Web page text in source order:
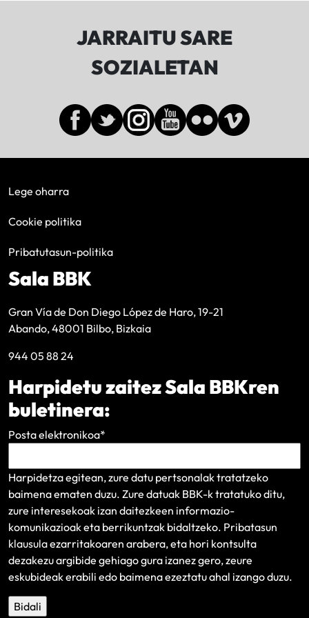
JARRAITU SARE
SOZIALETAN
Lege oharra
Cookie politika
Pribatutasun-politika
Sala BBK
Gran Vía de Don Diego López de Haro, 19-21
Abando, 48001 Bilbo, Bizkaia
944 05 88 24
Harpidetu zaitez Sala BBKren
buletinera:
Posta elektronikoa*
Harpidetza egitean, zure datu pertsonalak tratatzeko
baimena ematen duzu. Zure datuak BBK-k tratatuko ditu,
zure interesekoak izan daitezkeen informazio-
komunikazioak eta berrikuntzak bidaltzeko. Pribatasun
klausulaezarritakoaren arabera, eta hori kontsulta
dezakezu argibide gehiago gura izanez gero, zeure
eskubideak erabili edo baimena ezeztatu ahal izango duzu.